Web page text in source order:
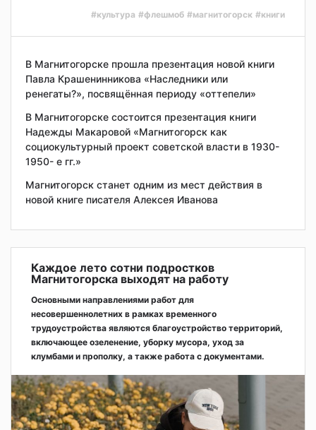
#культура #флешмоб #магнитогорск #книги
В Магнитогорске прошла презентация новой книги
Павла Крашенинникова «Наследники или
ренегаты?», посвящённая периоду «оттепели»
В Магнитогорске состоится презентация книги
Надежды Макаровой «Магнитогорск как
социокультурный проект советской власти в 1930-
1950- е гг.»
Магнитогорск станет одним из мест действия в
новой книге писателя Алексея Иванова
Каждое лето сотни подростков
Магнитогорска выходят на работу
Основными направлениями работ для
несовершеннолетних в рамках временного
трудоустройства являются благоустройство территорий,
включающее озеленение, уборку мусора, уход за
клумбами и прополку, а также работа с документами.